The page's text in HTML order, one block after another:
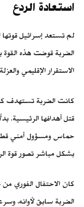
استعادة الردع
لم تستعد إسرائيل قوتها
الضربة قوضت هذه القوة
الاستقرار الإقليمي
كانت الضربة تستهدف
قتل أهدافها الرئيسية.
حماس ومسؤول أمني
بشكل مباشر تصور قوة
كان الاحتفال الفوري
الضربة سابق لأوانه،